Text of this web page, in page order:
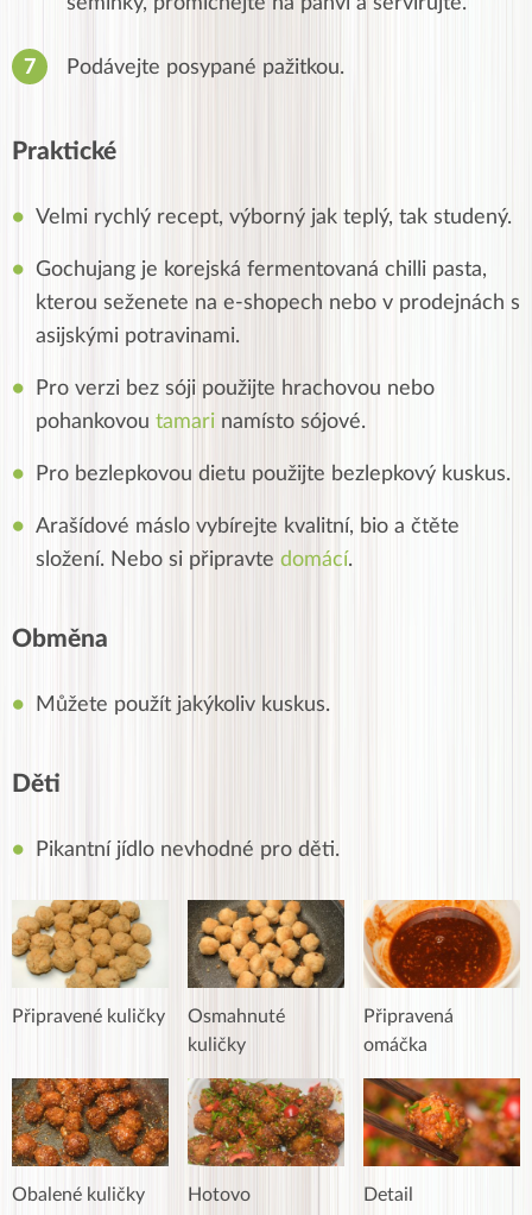
Podávejte posypané pažitkou.
Praktické
Velmi rychlý recept, výborný jak teplý, tak studený.
Gochujang je korejská fermentovaná chilli pasta,
kterou seženete na e-shopech nebo v prodejnách s
asijskými potravinami.
Pro verzi bez sóji použijte hrachovou nebo
pohankovou tamari namísto sójové.
Pro bezlepkovou dietu použijte bezlepkový kuskus.
Arašídové máslo vybírejte kvalitní, bio a čtěte
složení. Nebo si připravte domácí.
Obměna
Můžete použít jakýkoliv kuskus.
Děti
Pikantní jídlo nevhodné pro děti.
Připravené kuličky
Osmahnuté
kuličky
Připravená
omáčka
Obalené kuličky Hotovo Detail